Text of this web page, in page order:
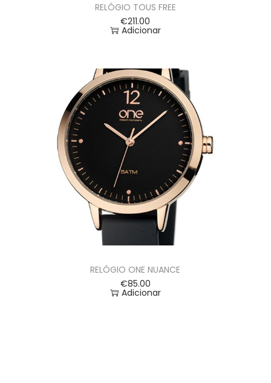
RELÓGIO TOUS FREE
€211.00
Adicionar
RELÓGIO ONE NUANCE
€85.00
Adicionar